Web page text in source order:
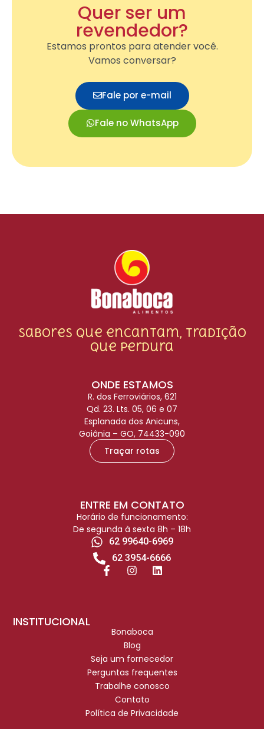
Quer ser um
revendedor?
Estamos prontos para atender você.
Vamos conversar?
Fale por e-mail
Fale no WhatsApp
Sabores que encantam, tradição
que perdura
ONDE ESTAMOS
R. dos Ferroviários, 621
Qd. 23. Lts. 05, 06 e 07
Esplanada dos Anicuns,
Goiânia – GO, 74433-090
Traçar rotas
INSTITUCIONAL
Bonaboca
Blog
Seja um fornecedor
Perguntas frequentes
Trabalhe conosco
Contato
Política de Privacidade
ENTRE EM CONTATO
Horário de funcionamento:
De segunda à sexta 8h – 18h
62 99640-6969
62 3954-6666